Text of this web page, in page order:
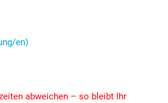
en)
abweichen – so bleibt Ihr